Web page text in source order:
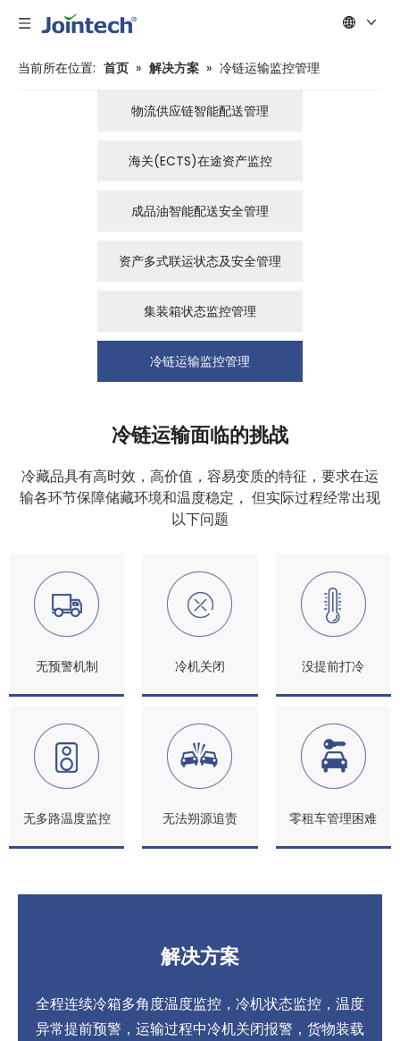
当前所在位置: 首页 » 解决方案 » 冷链运输监控管理
物流供应链智能配送管理
海关(ECTS)在途资产监控
成品油智能配送安全管理
资产多式联运状态及安全管理
集装箱状态监控管理
冷链运输监控管理
冷链运输面临的挑战
冷藏品具有高时效，高价值，容易变质的特征，要求在运
输各环节保障储藏环境和温度稳定， 但实际过程经常出现
以下问题
无预警机制 冷机关闭 没提前打冷
无多路温度监控 无法朔源追责 零租车管理困难
解决方案
全程连续冷箱多角度温度监控，冷机状态监控，温度
异常提前预警，运输过程中冷机关闭报警，货物装载